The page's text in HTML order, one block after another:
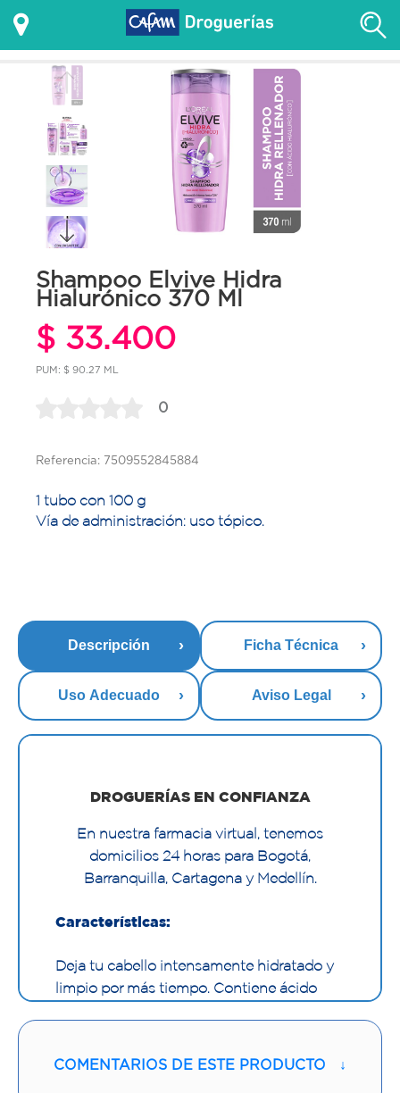
Shampoo Elvive Hidra
Hialurónico 370 Ml
$ 33.400
PUM: $ 90.27 ML
0
Referencia: 7509552845884
1 tubo con 100 g
Vía de administración: uso tópico.
Descripción Ficha Técnica
Uso Adecuado Aviso Legal
DROGUERÍAS EN CONFIANZA
En nuestra farmacia virtual, tenemos
domicilios 24 horas para Bogotá,
Barranquilla, Cartagena y Medellín.
Características:
Deja tu cabello intensamente hidratado y
limpio por más tiempo. Contiene ácido
saludable y brillante.
COMENTARIOS DE ESTE PRODUCTO ↓